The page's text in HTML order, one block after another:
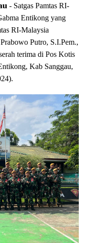
- Satgas Pamtas RI-
Entikong yang
RI-Malaysia
Putro, S.I.Pem.,
terima di Pos Kotis
Kab Sanggau,